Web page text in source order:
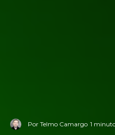
Por Telmo Camargo 1